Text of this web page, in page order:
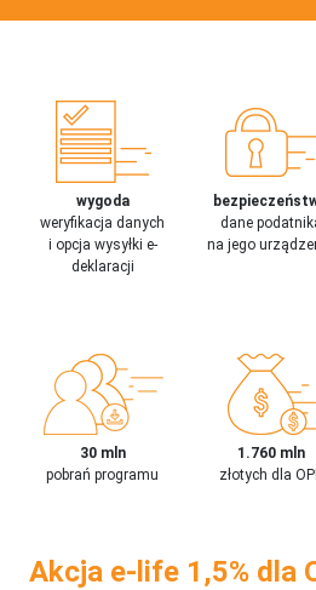
wygoda
weryfikacja danych
i opcja wysyłki e-
deklaracji
dane
na jego
30 mln
pobrań programu
1.760 mln
złotych dla
Akcja e-life 1,5% dla